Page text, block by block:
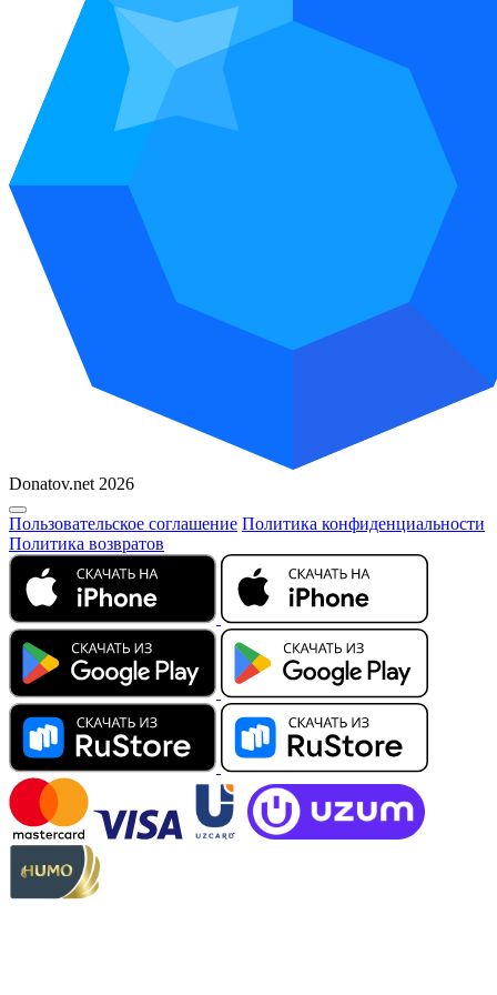
Donatov.net 2026
Пользовательское соглашение Политика конфиденциальности
Политика возвратов